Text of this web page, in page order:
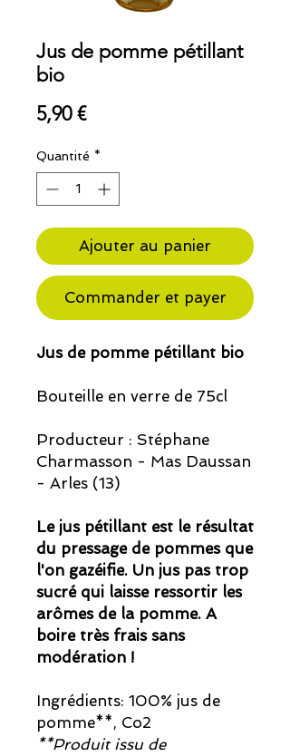
Jus de pomme pétillant
bio
5,90 €Prix
Quantité *
Ajouter au panier
Commander et payer
Jus de pomme pétillant bio
Bouteille en verre de 75cl
Producteur : Stéphane
Charmasson - Mas Daussan
- Arles (13)
Le jus pétillant est le résultat
du pressage de pommes que
l'on gazéifie. Un jus pas trop
sucré qui laisse ressortir les
arômes de la pomme. A
boire très frais sans
modération !
Ingrédients: 100% jus de
pomme**, Co2
**Produit issu de